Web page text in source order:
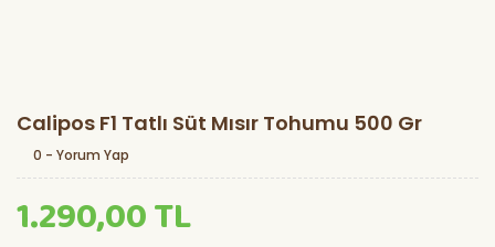
Calipos F1 Tatlı Süt Mısır Tohumu 500 Gr
0 - Yorum Yap
1.290,00 TL